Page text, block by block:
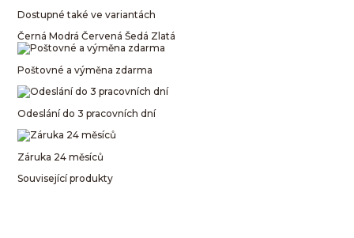
Dostupné také ve variantách
Černá Modrá Červená Šedá Zlatá
Poštovné a výměna zdarma
Odeslání do 3 pracovních dní
Záruka 24 měsíců
Související produkty